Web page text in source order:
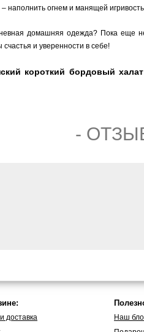
наполнить огнем и манящей
домашняя одежда? Пока еще не
и уверенности в себе!
короткий бордовый
-
доставка
Наш